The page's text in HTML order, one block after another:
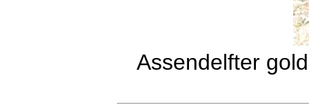
Assendelfter